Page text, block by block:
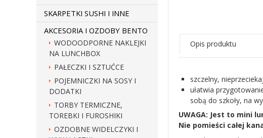
SKARPETKI SUSHI I INNE
AKCESORIA I OZDOBY BENTO
WODOODPORNE NAKLEJKI
NA LUNCHBOX
PAŁECZKI I SZTUĆCE
POJEMNICZKI NA SOSY I
DODATKI
TORBY TERMICZNE,
TOREBKI I FUROSHIKI
OZDOBNE WIDELCZYKI I
Opis produktu
szczelny,
ułatwia
sobą do szkoły, na
UWAGA: Jest to mini
Nie pomieści całej